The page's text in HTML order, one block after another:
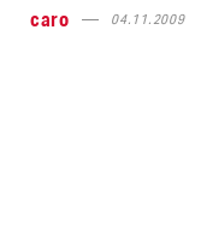
caro
04.11.2009